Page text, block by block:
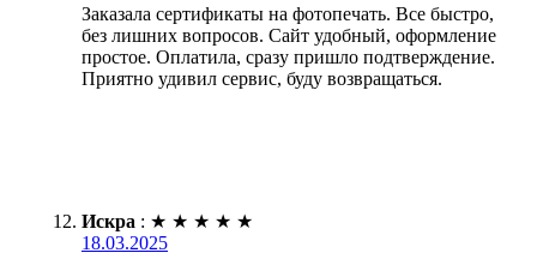
Заказала сертификаты на фотопечать. Все быстро,
без лишних вопросов. Сайт удобный, оформление
простое. Оплатила, сразу пришло подтверждение.
Приятно удивил сервис, буду возвращаться.
Искра : ★ ★ ★ ★ ★
18.03.2025